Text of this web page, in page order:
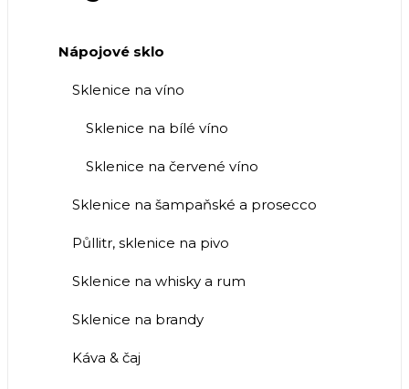
Nápojové sklo
Sklenice na víno
Sklenice na bílé víno
Sklenice na červené víno
Sklenice na šampaňské a prosecco
Půllitr, sklenice na pivo
Sklenice na whisky a rum
Sklenice na brandy
Káva & čaj